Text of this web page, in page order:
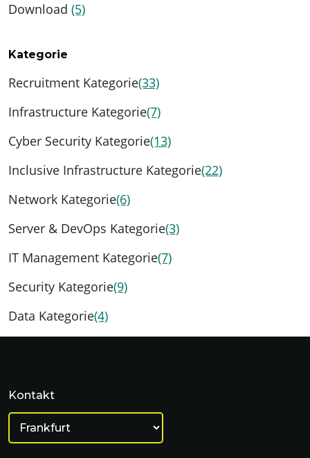
Download (5)
Kategorie
Recruitment Kategorie(33)
Infrastructure Kategorie(7)
Cyber Security Kategorie(13)
Inclusive Infrastructure Kategorie(22)
Network Kategorie(6)
Server & DevOps Kategorie(3)
IT Management Kategorie(7)
Security Kategorie(9)
Data Kategorie(4)
Kontakt